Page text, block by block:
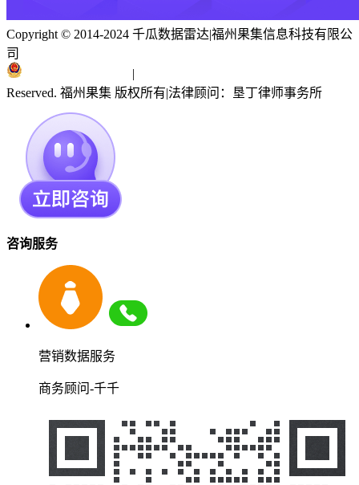
Copyright © 2014-2024 千瓜数据雷达|福州果集信息科技有限公
司
|
Reserved. 福州果集 版权所有|法律顾问：垦丁律师事务所
咨询服务
营销数据服务
商务顾问-千千